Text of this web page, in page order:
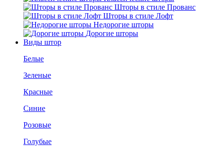
Шторы в стиле Прованс
Шторы в стиле Лофт
Недорогие шторы
Дорогие шторы
Виды штор
Белые
Зеленые
Красные
Синие
Розовые
Голубые